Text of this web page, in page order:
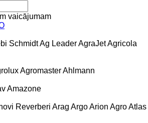
vaicājumam
SchmidtAg LeaderAgraJetAgricola
AgromasterAhlmann
Amazone
Reverberi Arag ArgoArion AgroAtlas